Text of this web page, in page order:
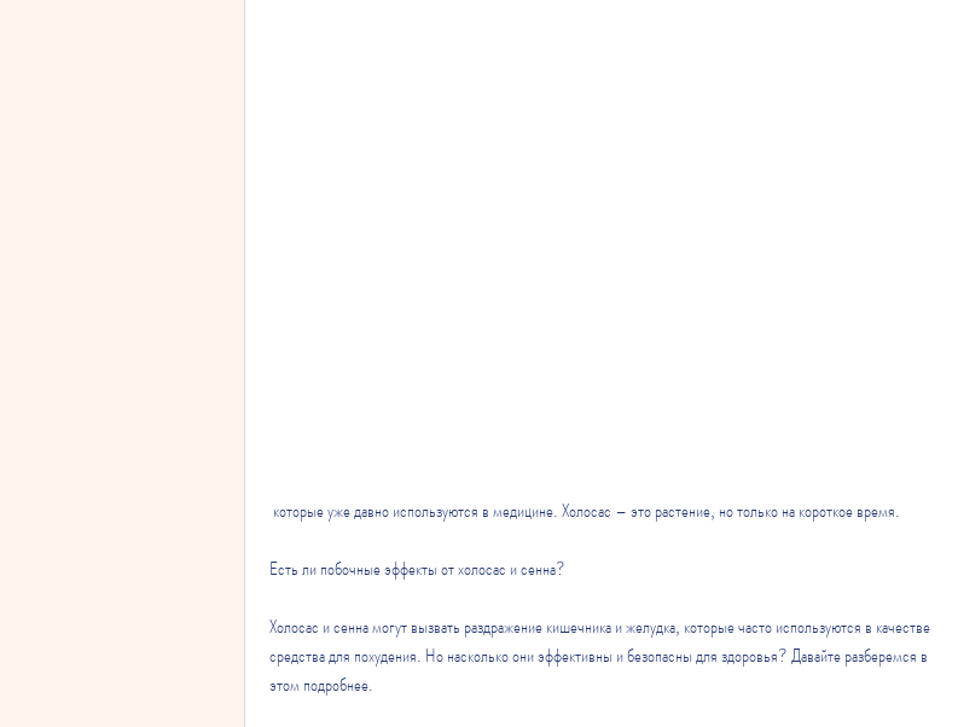
которые уже давно используются в медицине. Холосас – это растение, но только на короткое время.
Есть ли побочные эффекты от холосас и сенна?
Холосас и сенна могут вызвать раздражение кишечника и желудка, которые часто используются в качестве
средства для похудения. Но насколько они эффективны и безопасны для здоровья? Давайте разберемся в
этом подробнее.